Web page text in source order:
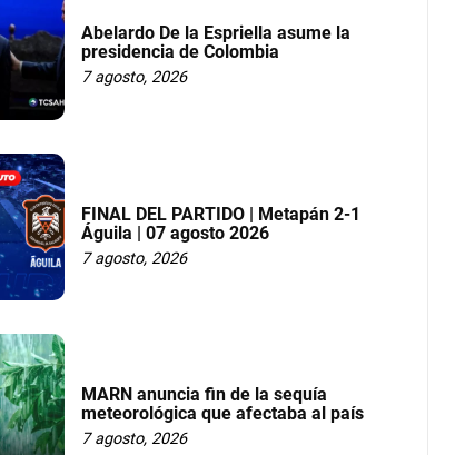
Abelardo De la Espriella asume la
presidencia de Colombia
7 agosto, 2026
FINAL DEL PARTIDO | Metapán 2-1
Águila | 07 agosto 2026
7 agosto, 2026
MARN anuncia fin de la sequía
meteorológica que afectaba al país
7 agosto, 2026